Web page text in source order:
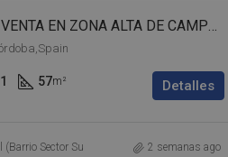
PISO EN VENTA EN ZONA ALTA DE CAMPO DE LA VERDAD – bp02-00533
1 57m²
Detalles
Sector Sur) 2 semanas ago